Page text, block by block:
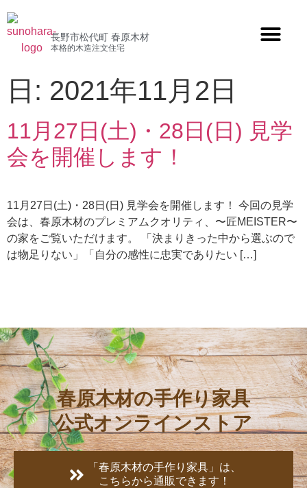
長野市松代町 春原木材
本格的木造注文住宅
日: 2021年11月2日
11月27日(土)・28日(日) 見学
会を開催します！
11月27日(土)・28日(日) 見学会を開催します！ 今回の見学
会は、春原木材のプレミアムクオリティ、〜匠MEISTER〜
の家をご覧いただけます。 「決まりきった中から選ぶので
は物足りない」「自分の感性に忠実でありたい […]
春原木材の手作り家具
公式オンラインストア
「春原木材の手作り家具」は、
こちらから通販できます！